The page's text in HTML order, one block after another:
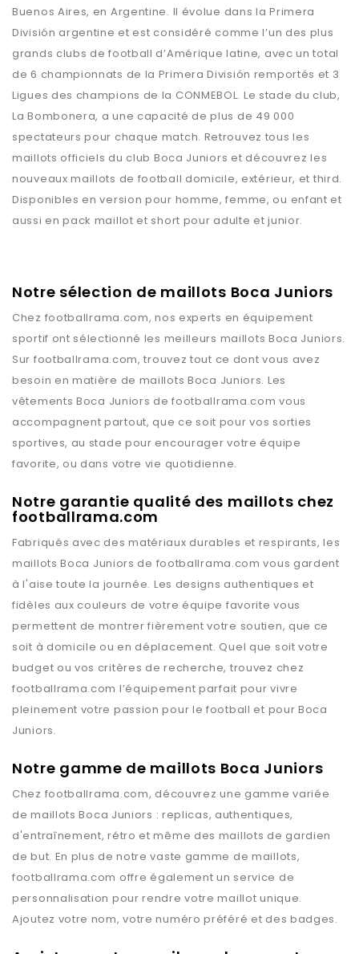
Buenos Aires, en Argentine. Il évolue dans la Primera
División argentine et est considéré comme l’un des plus
grands clubs de football d’Amérique latine, avec un total
de 6 championnats de la Primera División remportés et 3
Ligues des champions de la CONMEBOL. Le stade du club,
La Bombonera, a une capacité de plus de 49 000
spectateurs pour chaque match. Retrouvez tous les
maillots officiels du club Boca Juniors et découvrez les
nouveaux maillots de football domicile, extérieur, et third.
Disponibles en version pour homme, femme, ou enfant et
aussi en pack maillot et short pour adulte et junior.
Notre sélection de maillots Boca Juniors
Chez footballrama.com, nos experts en équipement
sportif ont sélectionné les meilleurs maillots Boca Juniors.
Sur footballrama.com, trouvez tout ce dont vous avez
besoin en matière de maillots Boca Juniors. Les
vêtements Boca Juniors defootballrama.com vous
accompagnent partout, que ce soit pour vos sorties
sportives, au stade pour encourager votre équipe
favorite, ou dans votre vie quotidienne.
Notre garantie qualité des maillots chez
footballrama.com
Fabriqués avec des matériaux durables et respirants, les
maillotsBoca Juniors de footballrama.com vous gardent
à l'aise toute la journée. Les designs authentiques et
fidèles aux couleurs de votre équipe favorite vous
permettent de montrer fièrement votre soutien, que ce
soit à domicile ou en déplacement. Quel que soit votre
budget ou vos critères de recherche, trouvez chez
footballrama.com l’équipement parfait pour vivre
pleinement votre passion pour le football et pourBoca
Juniors.
Notre gamme de maillots Boca Juniors
Chez footballrama.com, découvrez une gamme variée
de maillotsBoca Juniors : replicas, authentiques,
d'entraînement, rétro et même des maillots de gardien
de but. En plus de notre vaste gamme de maillots,
footballrama.com offre également un service de
personnalisation pour rendre votre maillot unique.
Ajoutez votre nom, votre numéro préféré et des badges.